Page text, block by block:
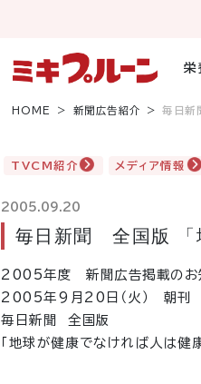
栄
HOME 新聞広告紹介 毎日新
TVCM紹介 メディア情報
2005.09.20
毎日新聞 全国版 「
2005年度 新聞広告掲載のお
2005年9月20日（火） 朝刊
毎日新聞 全国版
「地球が健康でなければ人は健